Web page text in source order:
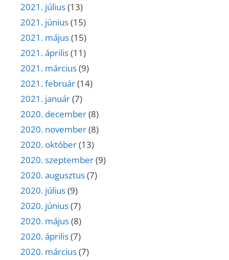
2021. július(13)
2021. június(15)
2021. május(15)
2021. április(11)
2021. március(9)
2021. február(14)
2021. január(7)
2020. december(8)
2020. november(8)
2020. október(13)
2020. szeptember(9)
2020. augusztus(7)
2020. július(9)
2020. június(7)
2020. május(8)
2020. április(7)
2020. március(7)